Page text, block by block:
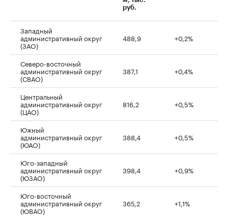
руб.
Западный
административный округ
(ЗАО)
488,9 +0,2%
Северо-восточный
административный округ
(СВАО)
387,1 +0,4%
Центральный
административный округ
(ЦАО)
816,2 +0,5%
Южный
административный округ
(ЮАО)
388,4 +0,5%
Юго-западный
административный округ
(ЮЗАО)
398,4 +0,9%
Юго-восточный
административный округ
(ЮВАО)
365,2 +1,1%